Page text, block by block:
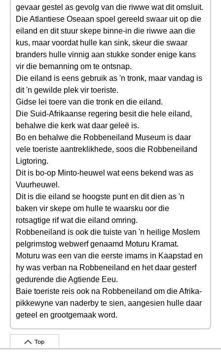
gevaar gestel as gevolg van die riwwe wat dit omsluit.
Die Atlantiese Oseaan spoel gereeld swaar uit op die
eiland en dit stuur skepe binne-in die riwwe aan die
kus, maar voordat hulle kan sink, skeur die swaar
branders hulle vinnig aan stukke sonder enige kans
vir die bemanning om te ontsnap.
Die eiland is eens gebruik as 'n tronk, maar vandag is
dit 'n gewilde plek vir toeriste.
Gidse lei toere van die tronk en die eiland.
Die Suid-Afrikaanse regering besit die hele eiland,
behalwe die kerk wat daar geleë is.
Bo en behalwe die Robbeneiland Museum is daar
vele toeriste aantreklikhede, soos die Robbeneiland
Ligtoring.
Dit is bo-op Minto-heuwel wat eens bekend was as
Vuurheuwel.
Dit is die eiland se hoogste punt en dit dien as 'n
baken vir skepe om hulle te waarsku oor die
rotsagtige rif wat die eiland omring.
Robbeneiland is ook die tuiste van 'n heilige Moslem
pelgrimstog webwerf genaamd Moturu Kramat.
Moturu was een van die eerste imams in Kaapstad en
hy was verban na Robbeneiland en het daar gesterf
gedurende die Agtiende Eeu.
Baie toeriste reis ook na Robbeneiland om die Afrika-
pikkewyne van naderby te sien, aangesien hulle daar
geteel en grootgemaak word.
Top